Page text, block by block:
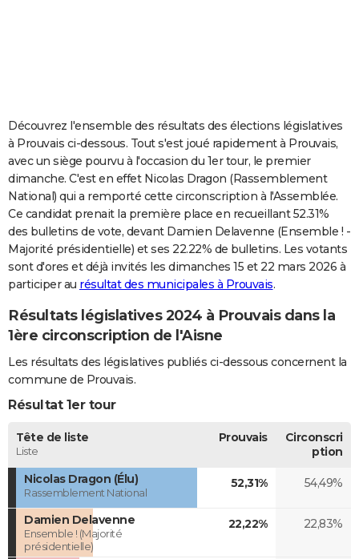
Carte de Noël
Carte Bonne année
Carte Saint-Valentin
Carte Pâques
Carte d'anniversaire
DICTIONNAIRE
Dictionnaire
Biographies
Citations
Expressions
Proverbes
PROGRAMME TV
COPAINS D'AVANT
S'inscrire
Se connecter
Lycées
Collèges
Primaires
Universités
Entreprises
Service militaire
Avis de recherche
AVIS DE DÉCÈS
FORUM
Bricolage
Lifestyle
Culture
Sport
Auto
Television
Voyage
Cinema
Découvrez l'ensemble des résultats des élections législatives
à Prouvais ci-dessous. Tout s'est joué rapidement à Prouvais,
avec un siège pourvu à l'occasion du 1er tour, le premier
dimanche. C'est en effet Nicolas Dragon (Rassemblement
National) qui a remporté cette circonscription à l'Assemblée.
Ce candidat prenait la première place en recueillant 52.31%
des bulletins de vote, devant Damien Delavenne (Ensemble ! -
Majorité présidentielle) et ses 22.22% de bulletins. Les votants
sont d'ores et déjà invités les dimanches 15 et 22 mars 2026 à
participer au résultat des municipales à Prouvais.
Résultats législatives 2024 à Prouvais dans la
1ère circonscription de l'Aisne
Les résultats des législatives publiés ci-dessous concernent la
commune de Prouvais.
Résultat 1er tour
Tête de liste
Liste
Prouvais
Circonscri
ption
Nicolas Dragon (Élu)
Rassemblement National
52,31% 54,49%
Damien Delavenne
Ensemble ! (Majorité
présidentielle)
22,22% 22,83%